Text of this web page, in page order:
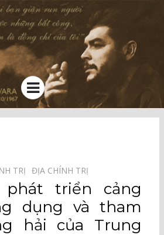
Menu
TRỊ⠀ ĐỊA CHÍNH TRỊ⠀
triển cảng
dụng và tham
hải của Trung